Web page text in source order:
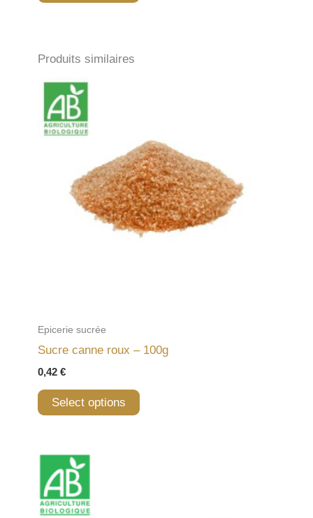
Produits similaires
Epicerie sucrée
Sucre canne roux – 100g
0,42 €
Select options